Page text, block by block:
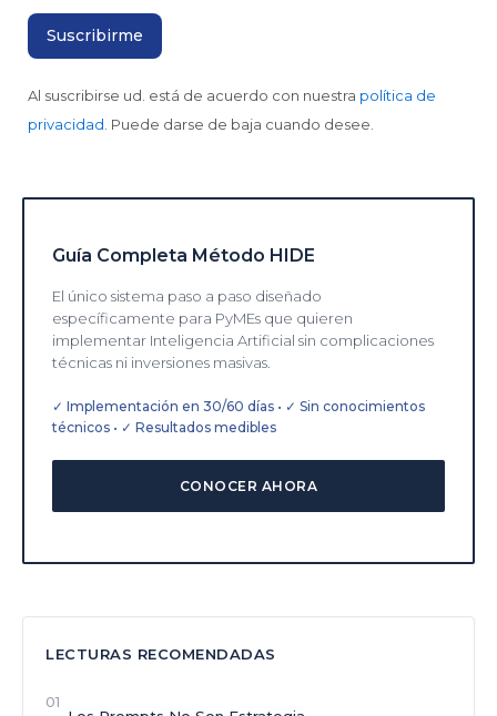
Al suscribirse ud. está de acuerdo con nuestra política de
privacidad . Puede darse de baja cuando desee.
Guía Completa Método HIDE
El único sistema paso a paso diseñado
específicamente para PyMEs que quieren
implementar Inteligencia Artificial sin complicaciones
técnicas ni inversiones masivas.
✓ Implementación en 30/60 días • ✓ Sin conocimientos
técnicos • ✓ Resultados medibles
CONOCER AHORA
LECTURAS RECOMENDADAS
01